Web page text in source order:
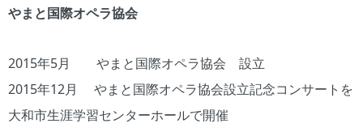
やまと国際オペラ協会
2015年5月 やまと国際オペラ協会 設立
2015年12月 やまと国際オペラ協会設立記念コンサートを
大和市生涯学習センターホールで開催